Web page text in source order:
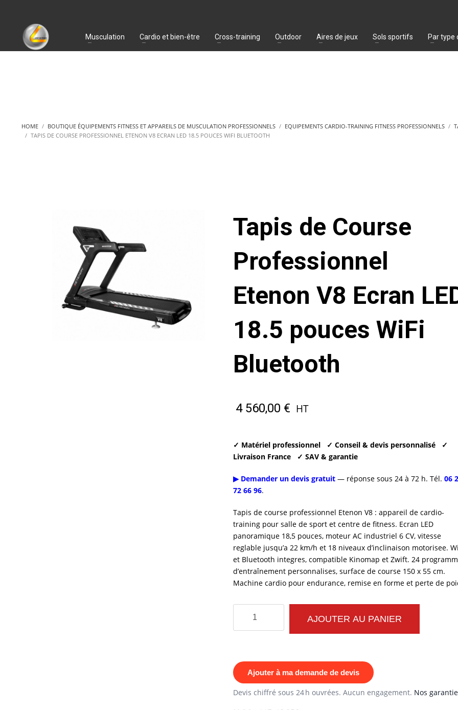
Musculation Cardio et bien-être Cross-training Outdoor Aires de jeux Sols sportifs Par type
HOME BOUTIQUE ÉQUIPEMENTS FITNESS ET APPAREILS DE MUSCULATION PROFESSIONNELS EQUIPEMENTS CARDIO-TRAINING FITNESS PROFESSIONNELS
TAPIS DE COURSE PROFESSIONNEL ETENON V8 ECRAN LED 18.5 POUCES WIFI BLUETOOTH
Tapis de Course
Professionnel
Etenon V8 Ecran
18.5 pouces WiFi
Bluetooth
4 560,00 € HT
✓ Matériel professionnel ✓ Conseil & devis personnalisé
✓
Livraison France
✓ SAV & garantie
▶ Demander un devis gratuit— réponse sous 24 à 72 h. Tél. 06
72 66 96.
Tapis de course professionnel Etenon V8 : appareil de cardio-
training pour salle de sport et centre de fitness. Ecran LED
panoramique 18,5 pouces, moteur AC industriel 6 CV, vitesse
reglable jusqu’a 22 km/h et 18 niveaux d’inclinaison motorisee.
et Bluetooth integres, compatible Kinomap et Zwift. 24
d’entraînement personnalises, surface de course 150 x 55 cm.
Machine cardio pour endurance, remise en forme et perte de
quantité
de
Course
Professionnel
AJOUTER AU PANIER
Ajouter à ma demande de devis
Devis chiffré sous 24 h ouvrées. Aucun engagement. Nos